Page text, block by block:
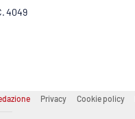
4049
Privacy Cookie policy